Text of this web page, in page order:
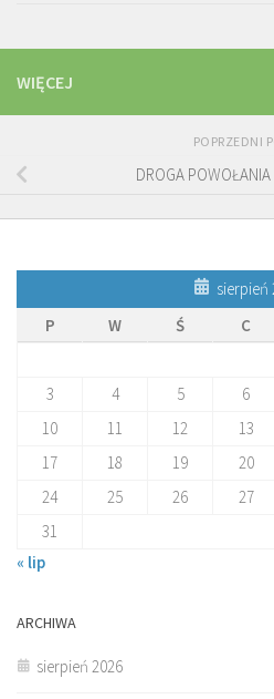
WIĘCEJ
POPRZEDNI
DROGA
sierpień
P
W Ś C
3
4 5 6
10
11 12 13
17
18 19 20
24
25 26 27
31
« lip
ARCHIWA
sierpień 2026